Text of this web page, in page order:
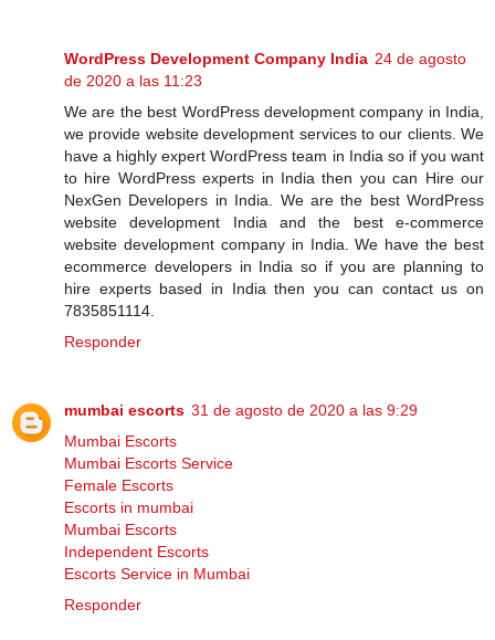
WordPress Development Company India 24 de agosto
de 2020 a las 11:23
We are the best WordPress development company in India,
we provide website development services to our clients. We
have a highly expert WordPress team in India so if you want
to hire WordPress experts in India then you can Hire our
NexGen Developers in India. We are the best WordPress
website development India and the best e-commerce
website development company in India. We have the best
ecommerce developers in India so if you are planning to
hire experts based in India then you can contact us on
7835851114.
Responder
mumbai escorts 31 de agosto de 2020 a las 9:29
Mumbai Escorts
Mumbai Escorts Service
Female Escorts
Escorts in mumbai
Mumbai Escorts
Independent Escorts
Escorts Service in Mumbai
Responder